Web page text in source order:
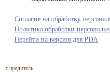
Учредитель
Согласие на обработку
Политика обработки
Перейти на версию для PDA